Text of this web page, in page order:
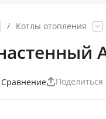
/ Котлы отопления
Сравнение Поделиться